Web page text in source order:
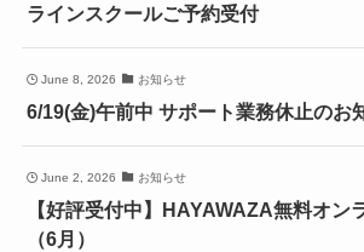
ラインスクールご予約受付
June 8, 2026 お知らせ
6/19(金)午前中 サポート業務休止のお
June 2, 2026 お知らせ
【好評受付中】HAYAWAZA無料オン
（6月）